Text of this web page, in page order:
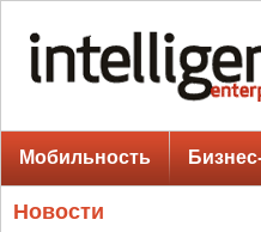
Мобильность
Новости